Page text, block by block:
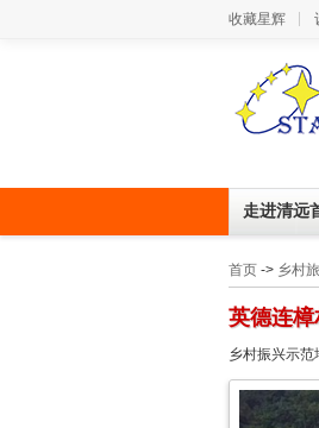
收藏星辉
走进清远
首页 -> 乡村
英德连
乡村振兴示